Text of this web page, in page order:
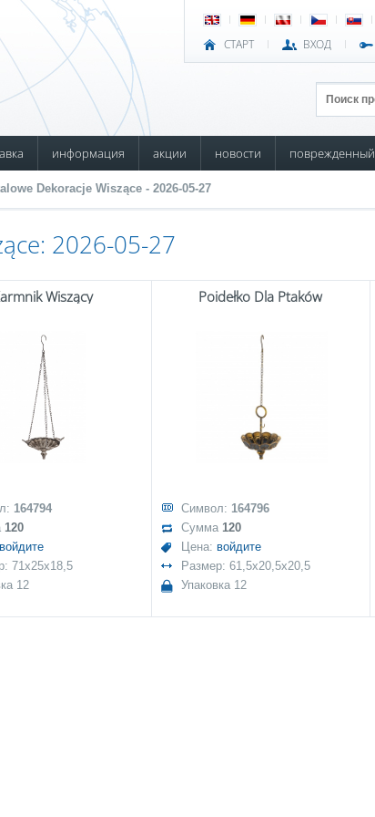
СТАРТ ВХОД
информация акции новости поврежденный
Dekoracje Wiszące - 2026-05-27
2026-05-27
Wiszący
164794
120
войдите
71x25x18,5
12
Poidełko Dla Ptaków
Символ: 164796
Сумма 120
Цена: войдите
Размер: 61,5x20,5x20,5
Упаковка 12